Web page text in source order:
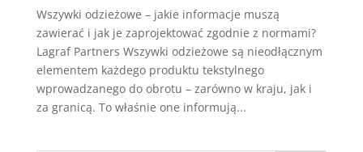
Wszywki odzieżowe – jakie informacje muszą
zawierać i jak je zaprojektować zgodnie z normami?
Lagraf Partners Wszywki odzieżowe są nieodłącznym
elementem każdego produktu tekstylnego
wprowadzanego do obrotu – zarówno w kraju, jak i
za granicą. To właśnie one informują...